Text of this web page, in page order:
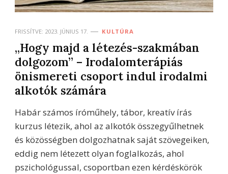
FRISSÍTVE: 2023. JÚNIUS 17. KULTÚRA
„Hogy majd a létezés-szakmában
dolgozom” – Irodalomterápiás
önismereti csoport indul irodalmi
alkotók számára
Habár számos íróműhely, tábor, kreatív írás
kurzus létezik, ahol az alkotók összegyűlhetnek
és közösségben dolgozhatnak saját szövegeiken,
eddig nem létezett olyan foglalkozás, ahol
pszichológussal, csoportban ezen kérdéskörök